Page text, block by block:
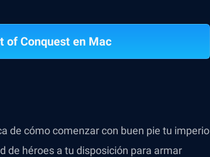
of Conquest en Mac
de cómo comenzar con buen pie tu imperio
de héroes a tu disposición para armar